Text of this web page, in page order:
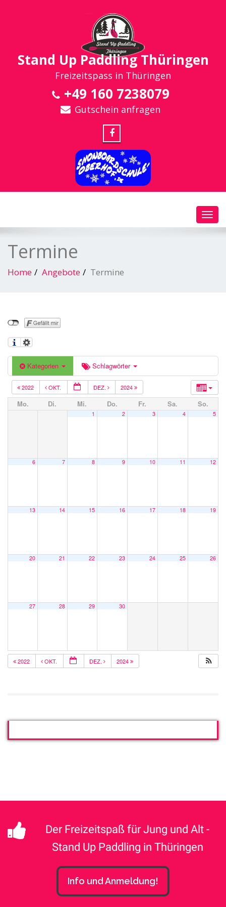
Stand Up Paddling Thüringen
Freizeitspass in Thüringen
+49 160 7238079
Gutschein anfragen
Termine
Home Angebote Termine
Kategorien Schlagwörter
2022 OKT. DEZ. 2024
Mo. Di. Mi. Do. Fr. Sa. So.
1 2 3 4 5
6 7 8 9 10 11 12
13 14 15 16 17 18 19
20 21 22 23 24 25 26
27 28 29 30
2022 OKT. DEZ. 2024
Der Freizeitspaß für Jung und Alt -
Stand Up Paddling in Thüringen
Info und Anmeldung!